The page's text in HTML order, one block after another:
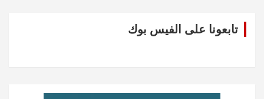
تابعونا على الفيس بوك